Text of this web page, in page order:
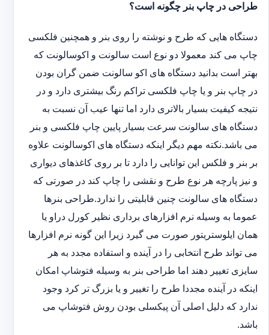
طراحی در چاپ بنر چگونه است؟
دستگاه هایی که طرح و نوشته را روی بنر و همچنین فلکسی
چاپ می کند معمولا دو نوع است سالونت و اکوسالونت که
بهتر است بدانید دستگاه های اکو سالونت ضمن گران بودن
در چاپ بنر و یا چاپ فلکسی تراکم رنگ بیشتری دارد و در
نتیجه کیفیت بسیار بالاتری دارد اما تنها عیب آن نسبت به
دستگاه های سالونت سرعت بسیار پایین چاپ فلکسی و بنر
می باشد.نکته مهم دیگر اینکه دستگاه های اکوسالونت علاوه
بر بنر و فلکس این توانایی را دارد تا بر روی کاغذهای دیواری
و نیز پارچه هر نوع طرح و نقشی را چاپ کند در صورتی که
دستگاه های سالونت چنین قابلیتی را ندارد.طراحی بنرها
عموما به وسیله نرم افزارهای برداری نظیر کورل دراو یا
همان ایلوستریتور صورت می گیرد زیرا این گونه نرم افزارها
می تواند طرح انتخابی را در آینده و استفاده مجدد به هر
سایزی تغییر دهند اما طراحی بنر به وسیله فتوشاپ امکان
اینکه در آینده مجددا طرح را تغییر و یا بزرگ تر کرد وجود
ندارد که دلیل اصلی آن پیکسلی بودن روش فتوشاپ می
باشد.